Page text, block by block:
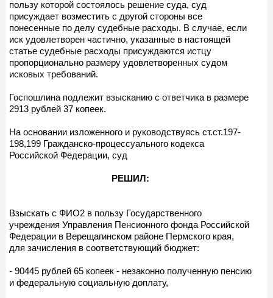
пользу которой состоялось решение суда, суд
присуждает возместить с другой стороны все
понесенные по делу судебные расходы. В случае, если
иск удовлетворен частично, указанные в настоящей
статье судебные расходы присуждаются истцу
пропорционально размеру удовлетворенных судом
исковых требований.
Госпошлина подлежит взысканию с ответчика в размере
2913 рублей 37 копеек.
На основании изложенного и руководствуясь ст.ст.197-
198,199 Гражданско-процессуального кодекса
Российской Федерации, суд
РЕШИЛ:
Взыскать с ФИО2 в пользу Государственного
учреждения Управления Пенсионного фонда Российской
Федерации в Верещагинском районе Пермского края,
для зачисления в соответствующий бюджет:
- 90445 рублей 65 копеек - незаконно полученную пенсию
и федеральную социальную доплату,